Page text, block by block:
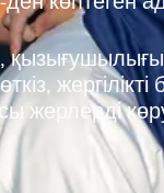
жерлерді